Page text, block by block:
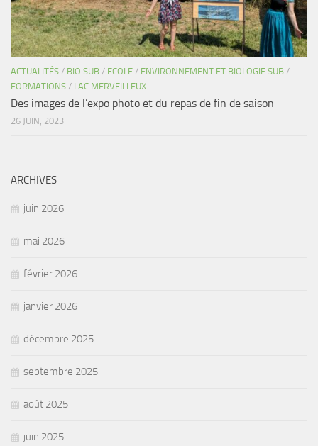
ACTUALITÉS / BIO SUB / ECOLE / ENVIRONNEMENT ET BIOLOGIE SUB /
FORMATIONS / LAC MERVEILLEUX
Des images de l’expo photo et du repas de fin de saison
26 JUIN, 2023
ARCHIVES
juin 2026
mai 2026
février 2026
janvier 2026
décembre 2025
septembre 2025
août 2025
juin 2025